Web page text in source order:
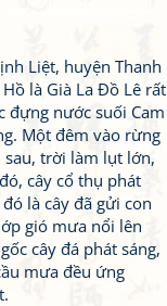
Liệt, huyện Thanh
là Già La Đồ Lê rất
đựng nước suối Cam
Một đêm vào rừng
trời làm lụt lớn,
cây cổ thụ phát
là cây đã gửi con
gió mưa nổi lên
cây đá phát sáng,
mưa đều ứng